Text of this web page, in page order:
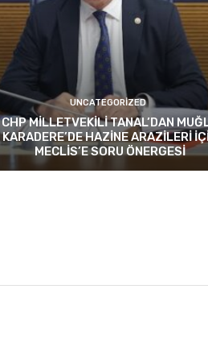
UNCATEGORIZED
CHP MİLLETVEKİLİ TANAL’DAN
KARADERE’DE HAZİNE ARAZİLERİ
MECLİS’E SORU ÖNERGESİ